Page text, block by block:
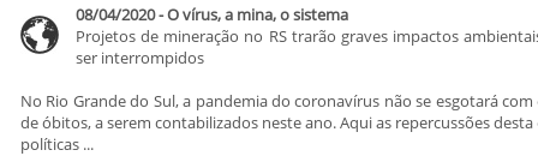
08/04/2020 - O vírus, a mina, o sistema
Projetos de mineração no RS trarão graves impactos
ser interrompidos
No Rio Grande do Sul, a pandemia do coronavírus não se esgotará
de óbitos, a serem contabilizados neste ano. Aqui as repercussões
políticas ...